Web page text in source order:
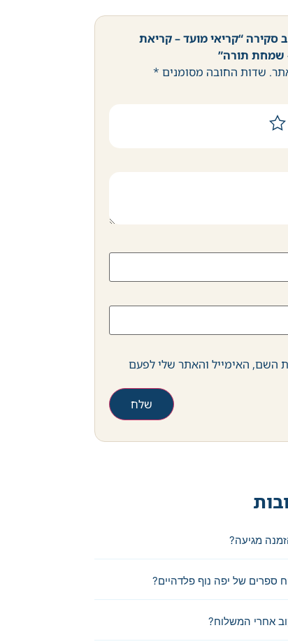
סקירה “קריאי מועד – קריאת
שמחת תורה”
שדות החובה מסומנים *
השם, האימייל והאתר שלי לפעם
מגיעה?
ספרים של יפה נוף פלדהיים?
אחרי המשלוח?